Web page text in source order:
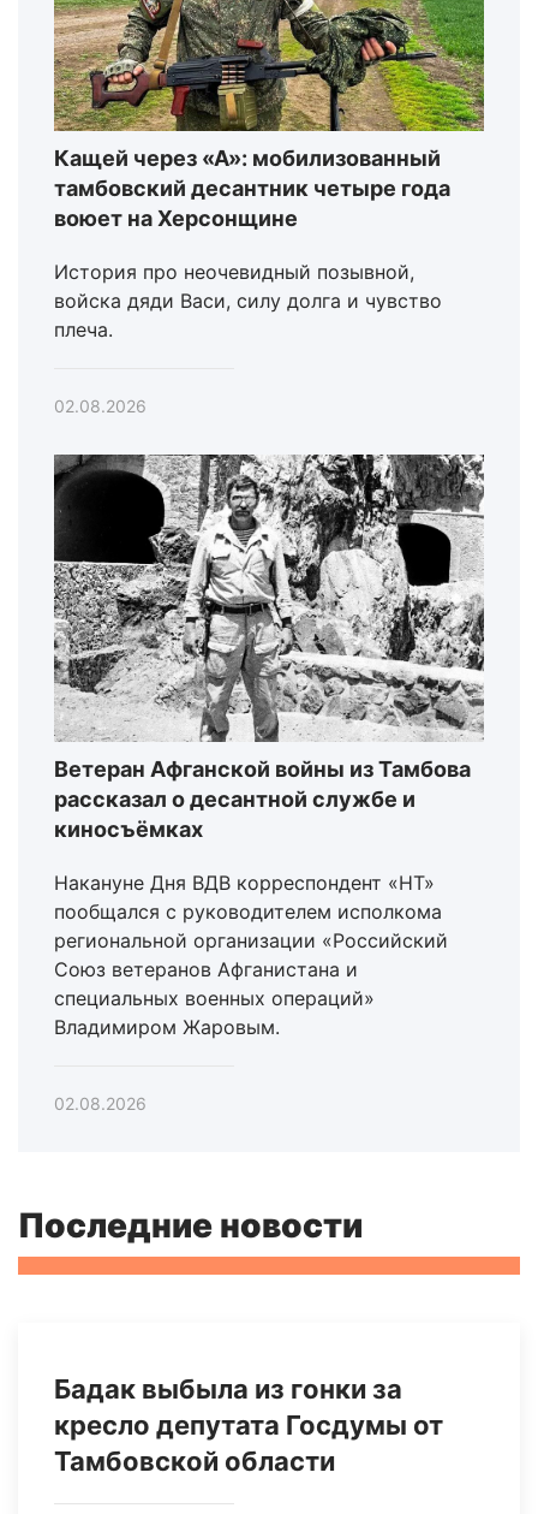
Кащей через «А»: мобилизованный
тамбовский десантник четыре года
воюет на Херсонщине
История про неочевидный позывной,
войска дяди Васи, силу долга и чувство
плеча.
02.08.2026
Ветеран Афганской войны из Тамбова
рассказал о десантной службе и
киносъёмках
Накануне Дня ВДВ корреспондент «НТ»
пообщался с руководителем исполкома
региональной организации «Российский
Союз ветеранов Афганистана и
специальных военных операций»
Владимиром Жаровым.
02.08.2026
Последние новости
Бадак выбыла из гонки за
кресло депутата Госдумы от
Тамбовской области